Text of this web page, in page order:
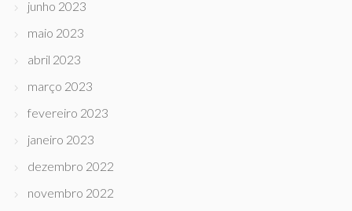
junho 2023
maio 2023
abril 2023
março 2023
fevereiro 2023
janeiro 2023
dezembro 2022
novembro 2022